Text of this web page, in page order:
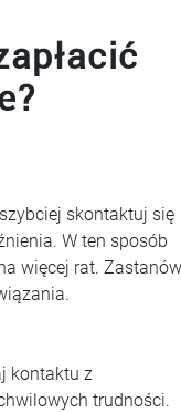
skontaktuj się
W ten sposób
więcej rat. Zastanów
kontaktu z
trudności.